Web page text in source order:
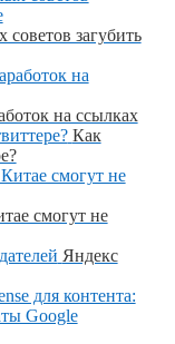
советов загубить
на ссылках
Как
смогут не
Яндекс